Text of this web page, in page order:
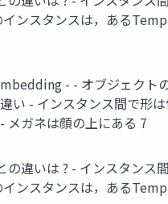
ンスタンスは，ある
- - オブジェク
い - インスタンス間で
メガネは顔の上にある 7
違いは ? - インスタン
ンスタンスは，ある